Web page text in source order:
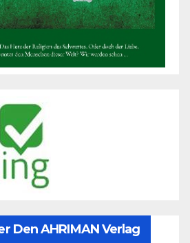
Den AHRIMAN Verlag